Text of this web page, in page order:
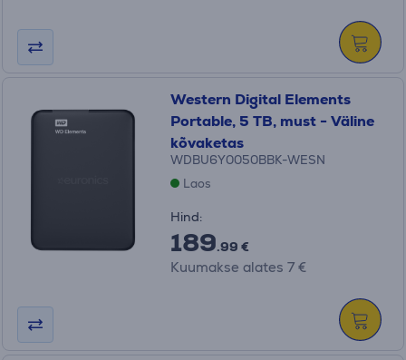
Western Digital Elements
Portable, 5 TB, must - Väline
kõvaketas
WDBU6Y0050BBK-WESN
Laos
Hind:
189.99 €
Kuumakse alates 7 €